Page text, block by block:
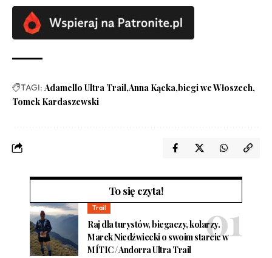
TAGI: Adamello Ultra Trail Anna Kącka biegi we Włoszech
Tomek Kardaszewski
To się czyta!
Trail
Raj dla turystów, biegaczy, kolarzy.
Marek Niedźwiecki o swoim starcie w
MÍTIC / Andorra Ultra Trail